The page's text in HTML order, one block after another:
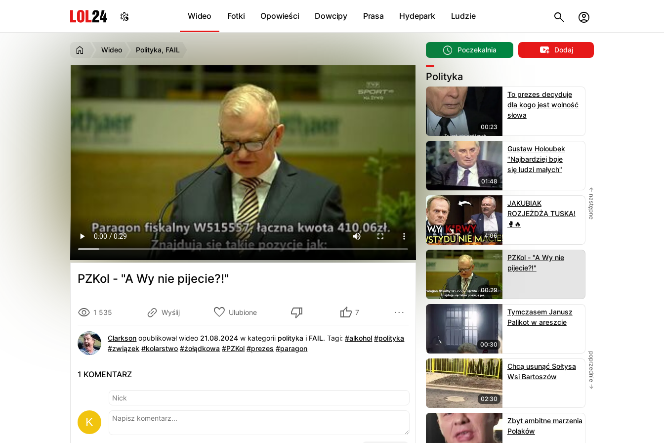
Wideo Fotki Opowieści Dowcipy Prasa Hydepark Ludzie
Wideo Polityka, FAIL
PZKol - "A Wy nie pijecie?!"
1 535 Wyślij Ulubione 7
Clarkson opublikował wideo 21.08.2024 w kategorii polityka i FAIL.Tagi:#alkohol #polityka
#związek #kolarstwo #żołądkowa #PZKol #prezes #paragon
1 KOMENTARZ
Poczekalnia Dodaj
Polityka
00:23
To prezes decyduje
dla kogo jest wolność
słowa
01:48
Gustaw Holoubek
"Najbardziej boje
się ludzi małych"
4:06
JAKUBIAK
ROZJEŻDŻA TUSKA!
🥊🔥
00:29
PZKol - "A Wy nie
pijecie?!"
00:30
Tymczasem Janusz
Palikot w areszcie
02:30
Chcą usunąć Sołtysa
Wsi Bartoszów
Zbyt ambitne marzenia
Polaków
← następne
poprzednie →